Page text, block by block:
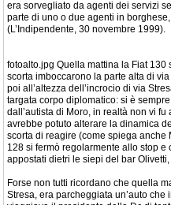
era sorvegliato da agenti dei servizi
parte di uno o due agenti in
(L’Indipendente, 30 novembre 1999).
fotoalto.jpg Quella mattina la Fiat 130
scorta imboccarono la parte alta di
poi all’altezza dell’incrocio di via
targata corpo diplomatico: si è
dall’autista di Moro, in realtà non vi
avrebbe potuto alterare la dinamica
scorta di reagire (come spiega anche
128 si fermò regolarmente allo stop
appostati dietri le siepi del bar
Forse non tutti ricordano che quella
Stresa, era parcheggiata un’auto che